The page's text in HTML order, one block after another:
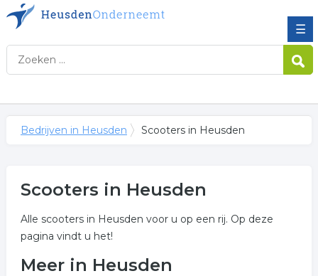
☰
Bedrijven in Heusden Scooters in Heusden
Scooters in Heusden
Alle scooters in Heusden voor u op een rij. Op deze
pagina vindt u het!
Meer in Heusden